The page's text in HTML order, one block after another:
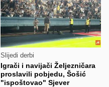
Slijedi derbi
Igrači i navijači Željezničara
proslavili pobjedu, Šošić
"ispoštovao" Sjever